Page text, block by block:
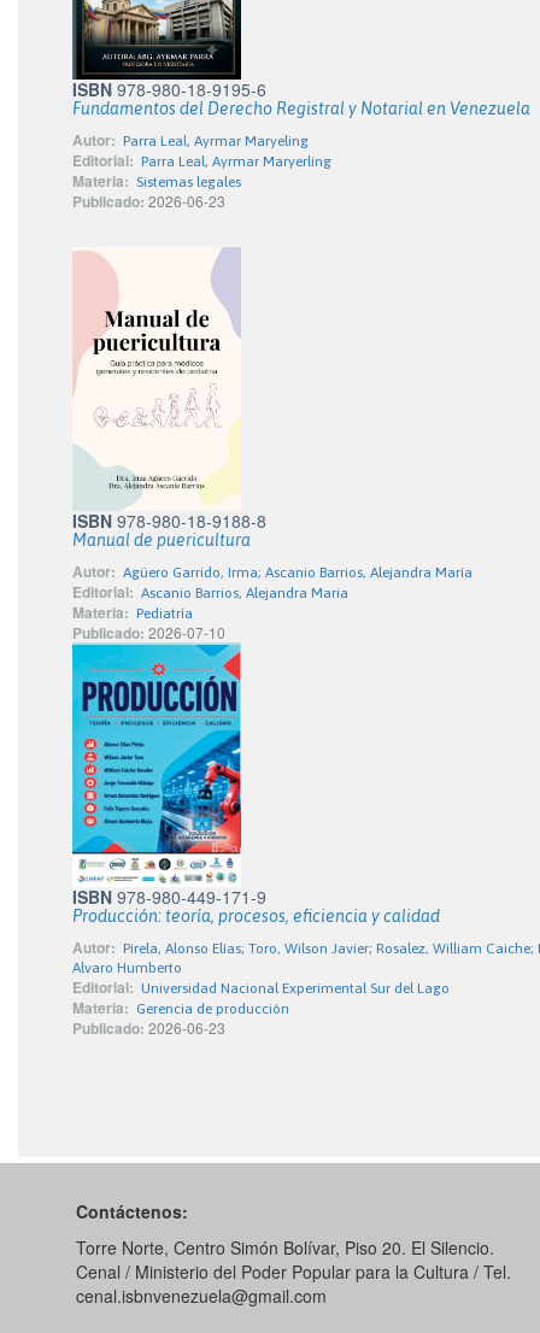
ISBN 978-980-18-9195-6
Fundamentos del Derecho Registral y Notarial en Venezuela
Autor: Parra Leal, Ayrmar Maryeling
Editorial: Parra Leal, Ayrmar Maryerling
Materia: Sistemas legales
Publicado: 2026-06-23
ISBN 978-980-18-9188-8
Manual de puericultura
Autor: Agüero Garrido, Irma; Ascanio Barrios, Alejandra María
Editorial: Ascanio Barrios, Alejandra Maria
Materia: Pediatría
Publicado: 2026-07-10
ISBN 978-980-449-171-9
Producción: teoría, procesos, eficiencia y calidad
Autor: Pirela, Alonso Elías; Toro, Wilson Javier; Rosalez, William
Alvaro Humberto
Editorial: Universidad Nacional Experimental Sur del Lago
Materia: Gerencia de producción
Publicado: 2026-06-23
Contáctenos:
Torre Norte, Centro Simón Bolívar, Piso 20. El Silencio.
Cenal / Ministerio del Poder Popular para la Cultura / Tel.
cenal.isbnvenezuela@gmail.com